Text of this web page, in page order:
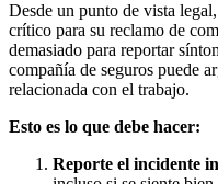
Desde un punto de vista
crítico para su reclamo de
demasiado para reportar
compañía de seguros puede
relacionada con el trabajo.
Esto es lo que debe hacer:
Reporte el incidente